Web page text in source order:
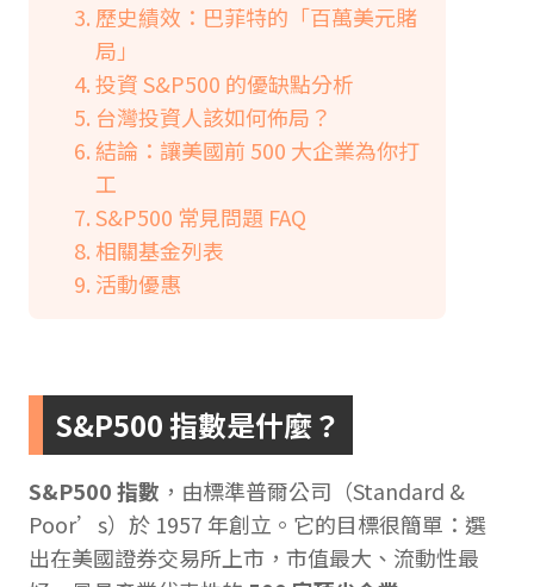
歷史績效：巴菲特的「百萬美元賭
局」
投資 S&P500 的優缺點分析
台灣投資人該如何佈局？
結論：讓美國前 500 大企業為你打
工
S&P500 常見問題 FAQ
相關基金列表
活動優惠
S&P500 指數是什麼？
S&P500指數 ，由標準普爾公司（Standard &
Poor’s）於 1957 年創立。它的目標很簡單：選
出在美國證券交易所上市，市值最大、流動性最